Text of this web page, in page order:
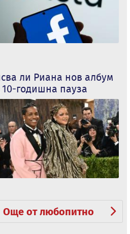
ли Риана нов албум
10-годишна пауза
Още от любопитно